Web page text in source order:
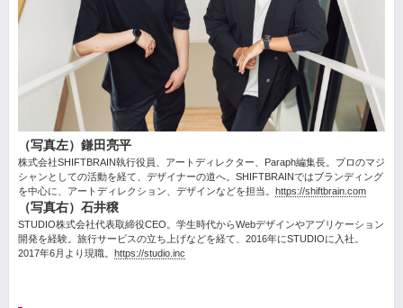
（写真左）鎌田亮平
株式会社SHIFTBRAIN執行役員、アートディレクター、Paraph編集長。プロのマジ
シャンとしての活動を経て、デザイナーの道へ。SHIFTBRAINではブランディング
を中心に、アートディレクション、デザインなどを担当。 https://shiftbrain.com
（写真右）石井穣
STUDIO株式会社代表取締役CEO。学生時代からWebデザインやアプリケーション
開発を経験。旅行サービスの立ち上げなどを経て、2016年にSTUDIOに入社。
2017年6月より現職。 https://studio.inc